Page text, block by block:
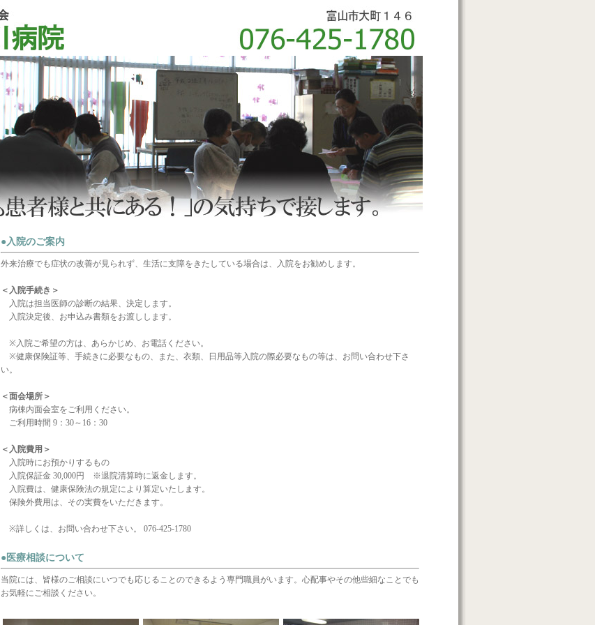
●入院のご案内
外来治療でも症状の改善が見られず、生活に支障をきたしている場合は、入院をお勧めします。
＜入院手続き＞
入院は担当医師の診断の結果、決定します。
入院決定後、お申込み書類をお渡しします。
※入院ご希望の方は、あらかじめ、お電話ください。
※健康保険証等、手続きに必要なもの、また、衣類、日用品等入院の際必要なもの等は、お問い合わせ下さ
い。
＜面会場所＞
病棟内面会室をご利用ください。
ご利用時間 9：30～16：30
＜入院費用＞
入院時にお預かりするもの
入院保証金 30,000円 ※退院清算時に返金します。
入院費は、健康保険法の規定により算定いたします。
保険外費用は、その実費をいただきます。
※詳しくは、お問い合わせ下さい。 076-425-1780
●医療相談について
当院には、皆様のご相談にいつでも応じることのできるよう専門職員がいます。心配事やその他些細なことでも
お気軽にご相談ください。